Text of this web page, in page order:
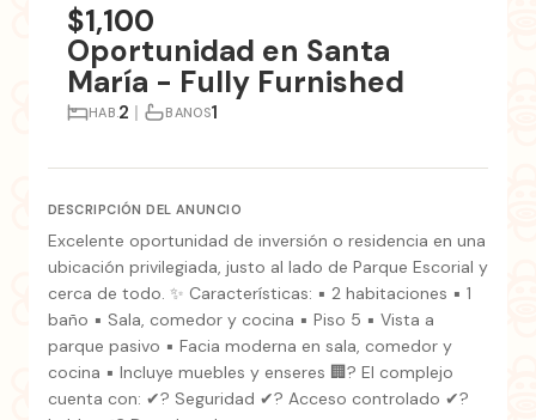
$1,100
Oportunidad en Santa
María - Fully Furnished
HAB. 2 | BANOS1
DESCRIPCIÓN DEL ANUNCIO
Excelente oportunidad de inversión o residencia en una
ubicación privilegiada, justo al lado de Parque Escorial y
cerca de todo. ✨ Características: ▪ 2 habitaciones ▪ 1
baño ▪ Sala, comedor y cocina ▪ Piso 5 ▪ Vista a
parque pasivo ▪ Facia moderna en sala, comedor y
cocina ▪ Incluye muebles y enseres 🏢? El complejo
cuenta con: ✔? Seguridad ✔? Acceso controlado ✔?